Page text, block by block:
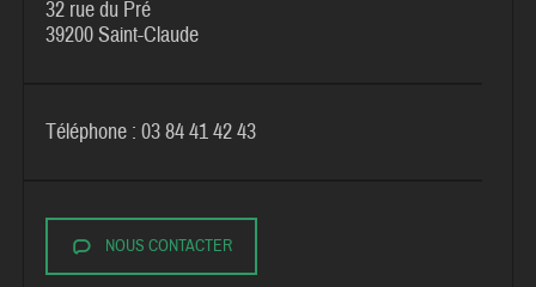
32 rue du Pré
39200 Saint-Claude
Téléphone : 03 84 41 42 43
NOUS CONTACTER